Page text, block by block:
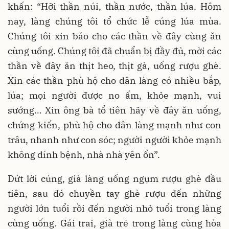
khấn: “Hỡi thần núi, thần nước, thần lúa. Hôm
nay, làng chúng tôi tổ chức lễ cúng lúa mùa.
Chúng tôi xin báo cho các thần về đây cùng ăn
cùng uống. Chúng tôi đã chuẩn bị đầy đủ, mời các
thần về đây ăn thịt heo, thịt gà, uống rượu ghè.
Xin các thần phù hộ cho dân làng có nhiều bắp,
lúa; mọi người được no ấm, khỏe mạnh, vui
sướng… Xin ông bà tổ tiên hãy về đây ăn uống,
chứng kiến, phù hộ cho dân làng mạnh như con
trâu, nhanh như con sóc; người người khỏe mạnh
không dính bệnh, nhà nhà yên ổn”.
Dứt lời cúng, già làng uống ngụm rượu ghè đầu
tiên, sau đó chuyền tay ghè rượu đến những
người lớn tuổi rồi đến người nhỏ tuổi trong làng
cùng uống. Gái trai, già trẻ trong làng cùng hòa